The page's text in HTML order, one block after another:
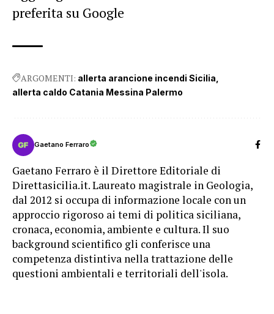
preferita su Google
ARGOMENTI: allerta arancione incendi Sicilia
allerta caldo Catania Messina Palermo
Gaetano Ferraro
Gaetano Ferraro è il Direttore Editoriale di
Direttasicilia.it. Laureato magistrale in Geologia,
dal 2012 si occupa di informazione locale con un
approccio rigoroso ai temi di politica siciliana,
cronaca, economia, ambiente e cultura. Il suo
background scientifico gli conferisce una
competenza distintiva nella trattazione delle
questioni ambientali e territoriali dell'isola.